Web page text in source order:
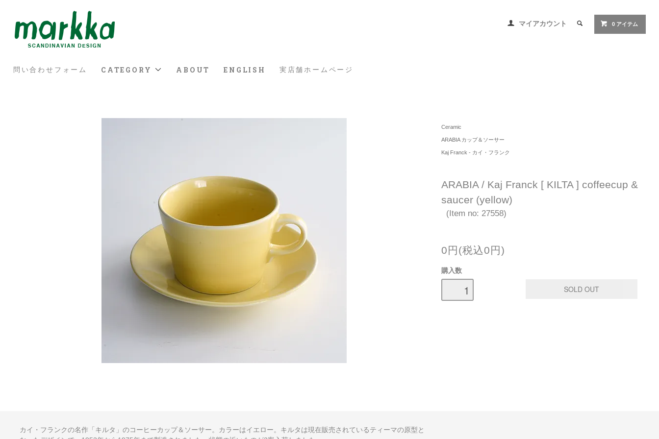
マイアカウント 0 アイテム
問い合わせフォーム CATEGORY ABOUT ENGLISH 実店舗ホームページ
Ceramic
ARABIA カップ＆ソーサー
Kaj Franck - カイ・フランク
ARABIA / Kaj Franck [ KILTA ] coffeecup &
saucer (yellow)
(Item no: 27558)
0円(税込0円)
購入数
カイ・フランクの名作「キルタ」のコーヒーカップ＆ソーサー。カラーはイエロー。キルタは現在販売されているティーマの原型と